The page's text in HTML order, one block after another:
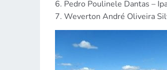
6. Pedro Poulinele Dantas –
7. Weverton André Oliveira